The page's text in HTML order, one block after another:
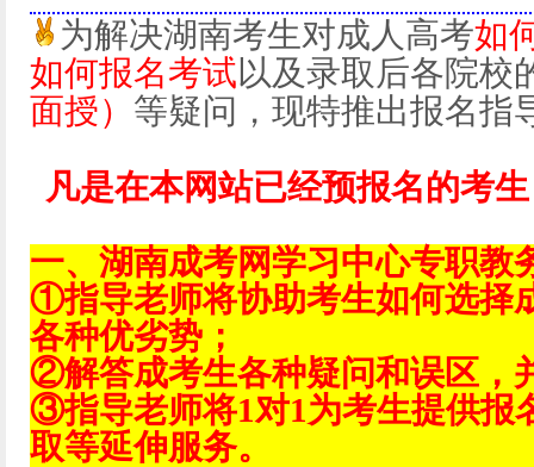
为解决湖南考生对成人高考如
如何报名考试以及录取后各院校
面授） 等疑问，现特推出报名指
凡是在本网站已经预报名的考
一、湖南成考网学习中心专职教
①指导老师将协助考生如何选择
各种优劣势；
②解答成考生各种疑问和误区，
③指导老师将1对1为考生提供报
取等延伸服务。